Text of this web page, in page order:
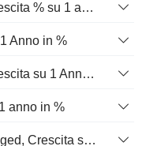
Valore Contabile Tangibile, Crescita % su 1 anno
Anno in %
Flusso di Cassa Operativo, Crescita su 1 Anno in %
anno in %
Flusso di Cassa Libero Leveraged, Crescita su 1 Anno %